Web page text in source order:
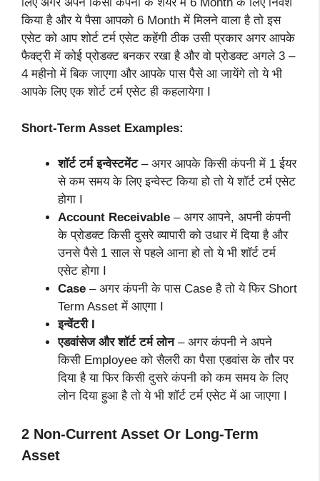
किया है और ये पैसा आपको 6 Month में मिलने वाला है तो इस
एसेट को आप शोर्ट टर्म एसेट कहेंगी ठीक उसी प्रकार अगर आपके
फैक्ट्री में कोई प्रोडक्ट बनकर रखा है और वो प्रोडक्ट अगले 3 –
4 महीनो में बिक जाएगा और आपके पास पैसे आ जायेंगे तो ये भी
आपके लिए एक शोर्ट टर्म एसेट ही कहलायेगा I
Short-Term Asset Examples:
शॉर्ट टर्म इन्वेस्टमेंट– अगर आपके किसी कंपनी में 1 ईयर
से कम समय के लिए इन्वेस्ट किया हो तो ये शॉर्ट टर्म एसेट
होगा I
Account Receivable – अगर आपने, अपनी कंपनी
के प्रोडक्ट किसी दुसरे व्यापारी को उधार में दिया है और
उनसे पैसे 1 साल से पहले आना हो तो ये भी शॉर्ट टर्म
एसेट होगा I
Case – अगर कंपनी के पास Case है तो ये फिर Short
Term Asset में आएगा I
इन्वेंटरी I
एडवांसेज और शॉर्ट टर्म लोन– अगर कंपनी ने अपने
किसी Employee को सैलरी का पैसा एडवांस के तौर पर
दिया है या फिर किसी दुसरे कंपनी को कम समय के लिए
लोन दिया हुआ है तो ये भी शॉर्ट टर्म एसेट में आ जाएगा I
2 Non-Current Asset Or Long-Term
Asset